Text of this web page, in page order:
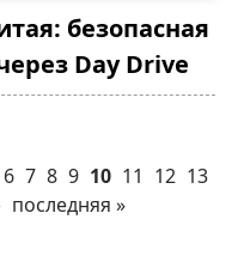
безопасная
Day Drive
6 7 8 9 10 11 12 13
последняя »